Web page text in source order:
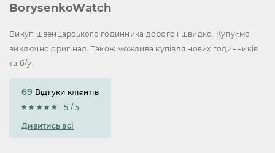
BorysenkoWatch
Викуп швейцарського годинника дорого і швидко. Купуємо
виключно оригінал. Також можлива купівля нових годинників
та б/у.
69 Відгуки клієнтів
5 / 5
Дивитись всі